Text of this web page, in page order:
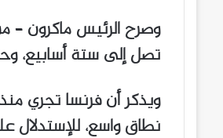
وصرح الرئيس ماكرون –
تصل إلى ستة أسابيع،
ويذكر أن فرنسا تجري